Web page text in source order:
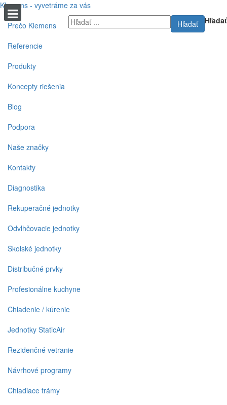
Klemens - vyvetráme za vás
Hľadať
Hľadať
Prečo Klemens
Referencie
Produkty
Koncepty riešenia
Blog
Podpora
Naše značky
Kontakty
Diagnostika
Rekuperačné jednotky
Odvlhčovacie jednotky
Školské jednotky
Distribučné prvky
Profesionálne kuchyne
Chladenie / kúrenie
Jednotky StaticAir
Rezidenčné vetranie
Návrhové programy
Chladiace trámy